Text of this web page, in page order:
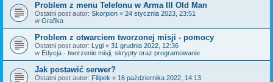
Problem z menu Telefonu w Arma III Old Man
Ostatni post autor: Skorpion « 24 stycznia 2023, 23:51
w Grafika
Problem z otwarciem tworzonej misji - pomocy
Ostatni post autor: Lygi « 31 grudnia 2022, 12:36
w Edycja - tworzenie misji, skrypty oraz programowanie
Jak postawić serwer?
Ostatni post autor: Filipek « 16 października 2022, 14:13